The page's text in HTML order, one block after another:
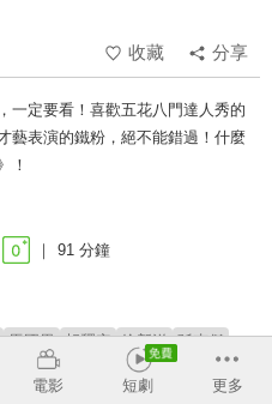
收藏 分享
一定要看！喜歡五花八門達人秀的
藝表演的鐵粉，絕不能錯過！什麼
！
91 分鐘
馬國畢 胡釋安 徐新洋 孫克傑
宋羽葤
北市大文化藝術隊
電影 短劇 更多